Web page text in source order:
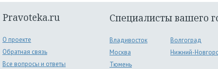
Pravoteka.ru
О проекте
Обратная связь
Все вопросы и ответы
Специалисты вашего
Владивосток
Волгоград
Москва
Нижний-
Тюмень